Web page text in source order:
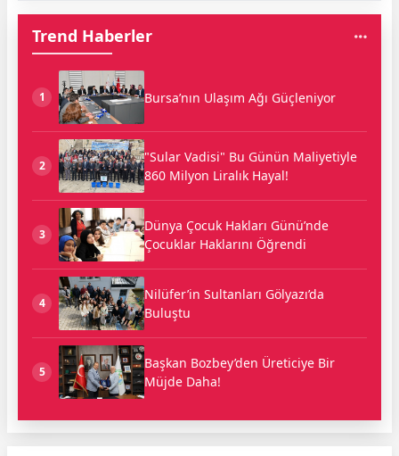
Trend Haberler
1 Bursa’nın Ulaşım Ağı Güçleniyor
2
"Sular Vadisi" Bu Günün Maliyetiyle
860 Milyon Liralık Hayal!
3
Dünya Çocuk Hakları Günü’nde
Çocuklar Haklarını Öğrendi
4
Nilüfer’in Sultanları Gölyazı’da
Buluştu
5
Başkan Bozbey’den Üreticiye Bir
Müjde Daha!